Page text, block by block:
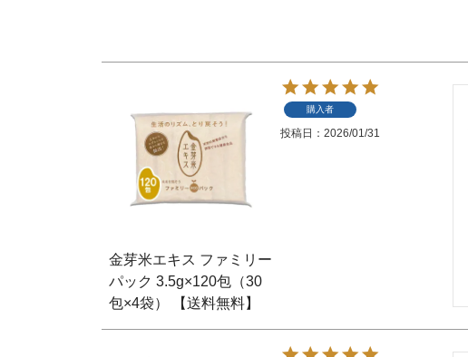
金芽米エキス ファミリー
パック 3.5g×120包（30
包×4袋） 【送料無料】
購入者
投稿日 2026/01/31